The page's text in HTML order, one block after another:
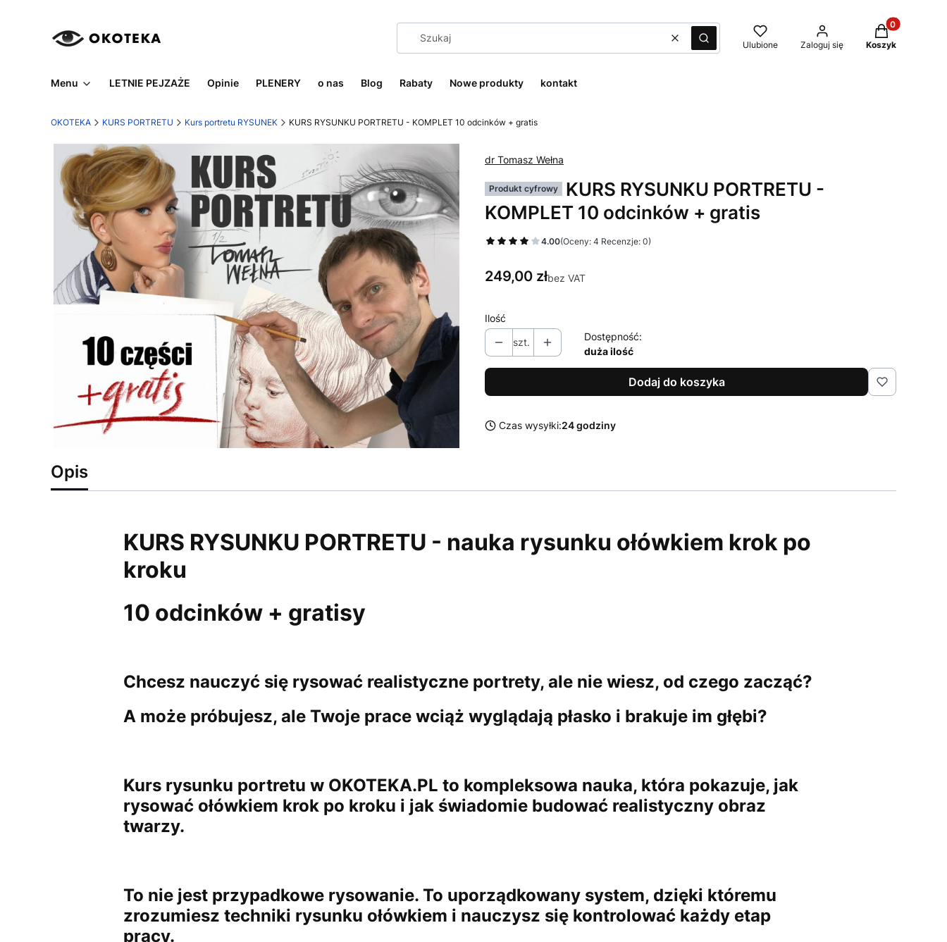
WyczyśćSzukaj Ulubione Zaloguj się
Produkty w
Koszyk
Menu LETNIE PEJZAŻE Opinie PLENERY o nas Blog Rabaty Nowe produkty kontakt
OKOTEKA KURS PORTRETU Kurs portretu RYSUNEK KURS RYSUNKU PORTRETU - KOMPLET 10 odcinków + gratis
dr Tomasz Wełna
Produkt cyfrowy
KURS RYSUNKU PORTRETU -
KOMPLET 10 odcinków + gratis
4.00(Oceny: 4 Recenzje: 0)
Cena
249,00 złbez VAT
Ilość
szt.
Dostępność:
duża ilość
Dodaj do koszyka
Czas wysyłki:24 godziny
Opis
KURS RYSUNKU PORTRETU - nauka rysunku ołówkiem krok po
kroku
10 odcinków + gratisy
Chcesz nauczyć się rysować realistyczne portrety, ale nie wiesz, od czego zacząć?
A może próbujesz, ale Twoje prace wciąż wyglądają płasko i brakuje im głębi?
Kurs rysunku portretu w OKOTEKA.PL to kompleksowa nauka, która pokazuje, jak
rysować ołówkiem krok po kroku i jak świadomie budować realistyczny obraz
twarzy.
To nie jest przypadkowe rysowanie. To uporządkowany system, dzięki któremu
zrozumiesz techniki rysunku ołówkiem i nauczysz się kontrolować każdy etap
pracy.